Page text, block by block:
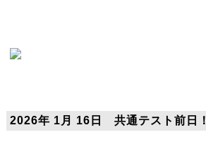
2026年 1月 16日 共通テスト前日！